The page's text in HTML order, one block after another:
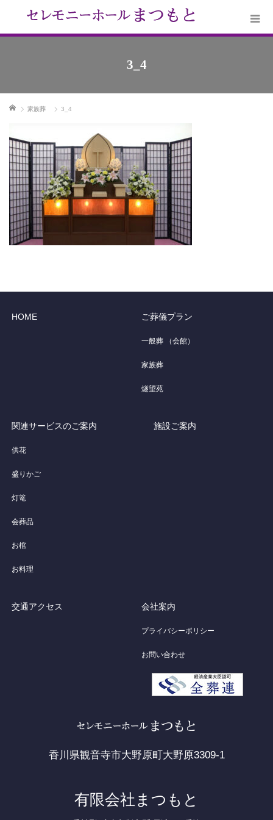
3_4
ホーム 家族葬 3_4
HOME ご葬儀プラン
一般葬 （会館）
家族葬
燧望苑
関連サービスのご案内
供花
盛りかご
灯篭
会葬品
お棺
お料理
施設ご案内
交通アクセス 会社案内
プライバシーポリシー
お問い合わせ
香川県観音寺市大野原町大野原3309-1
有限会社まつもと